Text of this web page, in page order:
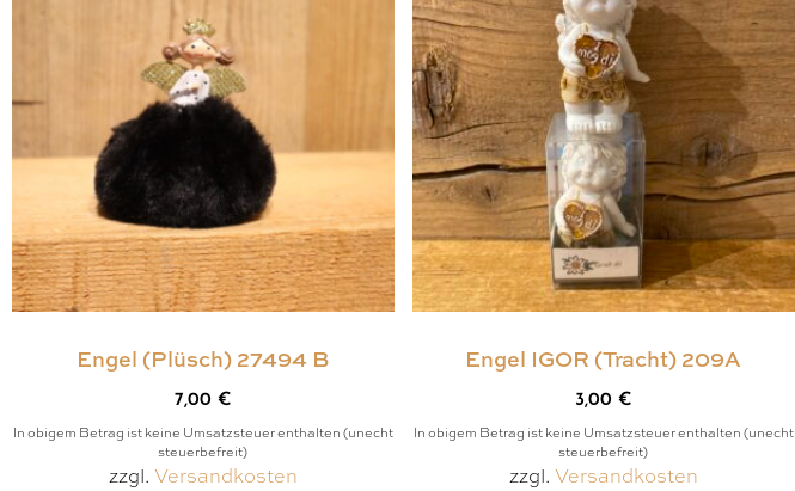
Engel (Plüsch) 27494 B
7,00 €
In obigem Betrag ist keine Umsatzsteuer enthalten (unecht
steuerbefreit)
zzgl. Versandkosten
Engel IGOR (Tracht) 209A
3,00 €
In obigem Betrag ist keine Umsatzsteuer enthalten (unecht
steuerbefreit)
zzgl. Versandkosten